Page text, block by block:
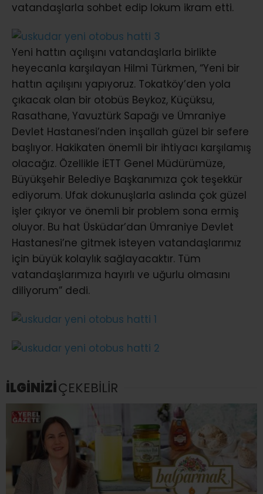
vatandaşlarla sohbet edip lokum ikram etti.
Yeni hattın açılışını vatandaşlarla birlikte
heyecanla karşılayan Hilmi Türkmen, “Yeni bir
hattın açılışını yapıyoruz. Tokatköy’den yola
çıkacak olan bir otobüs Beykoz, Küçüksu,
Rasathane, Yavuztürk Sapağı ve Ümraniye
Devlet Hastanesi’nden inşallah güzel bir sefere
başlıyor. Hakikaten önemli bir ihtiyacı karşılamış
olacağız. Özellikle İETT Genel Müdürümüze,
Büyükşehir Belediye Başkanımıza çok teşekkür
ediyorum. Ufak dokunuşlarla aslında çok güzel
işler çıkıyor ve önemli bir problem sona ermiş
oluyor. Bu hat Üsküdar’dan Ümraniye Devlet
Hastanesi’ne gitmek isteyen vatandaşlarımız
için büyük kolaylık sağlayacaktır. Tüm
vatandaşlarımıza hayırlı ve uğurlu olmasını
diliyorum” dedi.
İLGİNİZİÇEKEBİLİR